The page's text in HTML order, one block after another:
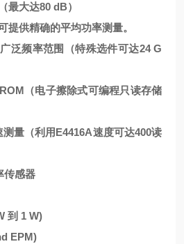
最大达80 dB）
提供精确的平均功率测量。
泛频率范围（特殊选件可达24 G
（电子擦除式可编程只读存储
量（利用E4416A速度可达400读
传感器
到 1 W)
EPM)